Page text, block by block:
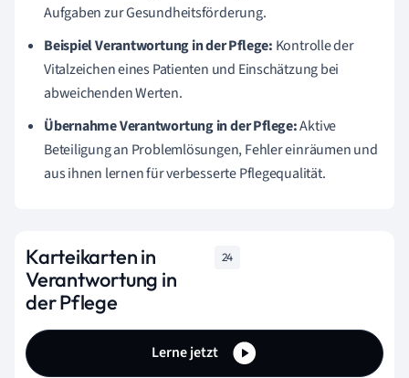
Aufgaben zur Gesundheitsförderung.
Beispiel Verantwortung in der Pflege: Kontrolle der
Vitalzeichen eines Patienten und Einschätzung bei
abweichenden Werten.
Übernahme Verantwortung in der Pflege:Aktive
Beteiligung an Problemlösungen, Fehler einräumen und
aus ihnen lernen für verbesserte Pflegequalität.
Karteikarten in
Verantwortung in
der Pflege
24
Lerne jetzt